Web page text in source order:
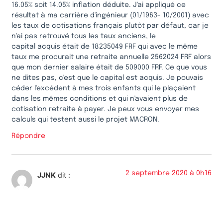
16.05% soit 14.05% inflation déduite. J'ai appliqué ce
résultat à ma carrière d'ingénieur (01/1963- 10/2001) avec
les taux de cotisations français plutôt par défaut, car je
n'ai pas retrouvé tous les taux anciens, le
capital acquis était de 18235049 FRF qui avec le même
taux me procurait une retraite annuelle 2562024 FRF alors
que mon dernier salaire était de 509000 FRF. Ce que vous
ne dites pas, c'est que le capital est acquis. Je pouvais
céder l'excédent à mes trois enfants qui le plaçaient
dans les mêmes conditions et qui n'avaient plus de
cotisation retraite à payer. Je peux vous envoyer mes
calculs qui testent aussi le projet MACRON.
Répondre
JJNK dit : 2 septembre 2020 à 0h16